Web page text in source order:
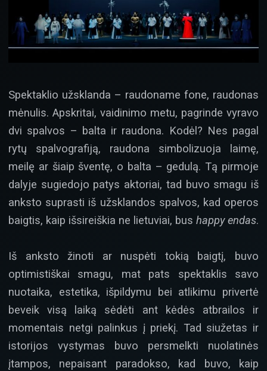
Spektaklio užsklanda – raudoname fone, raudonas
mėnulis. Apskritai, vaidinimo metu, pagrinde vyravo
dvi spalvos – balta ir raudona. Kodėl? Nes pagal
rytų spalvografiją, raudona simbolizuoja laimę,
meilę ar šiaip šventę, o balta – gedulą. Tą pirmoje
dalyje sugiedojo patys aktoriai, tad buvo smagu iš
anksto suprasti iš užsklandos spalvos, kad operos
baigtis, kaip išsireiškia ne lietuviai, bus happy endas.
Iš anksto žinoti ar nuspėti tokią baigtį, buvo
optimistiškai smagu, mat pats spektaklis savo
nuotaika, estetika, išpildymu bei atlikimu privertė
beveik visą laiką sėdėti ant kėdės atbrailos ir
momentais netgi palinkus į priekį. Tad siužetas ir
istorijos vystymas buvo persmelkti nuolatinės
įtampos, nepaisant paradokso, kad buvo, kaip